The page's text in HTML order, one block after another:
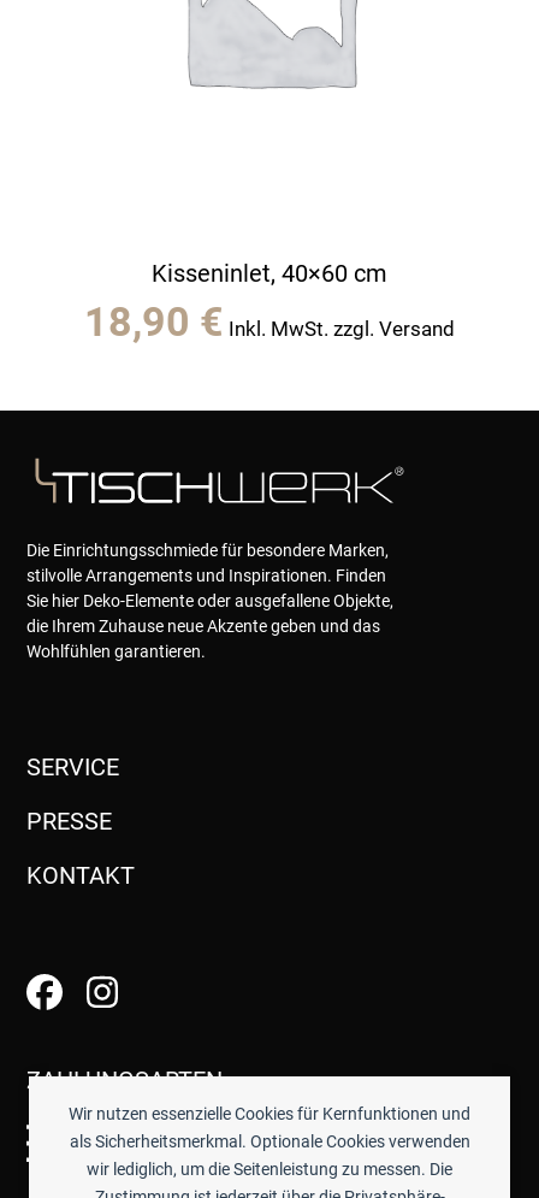
Wir nutzen essenzielle Cookies für Kernfunktionen und
als Sicherheitsmerkmal. Optionale Cookies verwenden
wir lediglich, um die Seitenleistung zu messen. Die
Kisseninlet, 40×60 cm
18,90 € Inkl. MwSt. zzgl. Versand
Die Einrichtungsschmiede für besondere Marken,
stilvolle Arrangements und Inspirationen. Finden
Sie hier Deko-Elemente oder ausgefallene Objekte,
die Ihrem Zuhause neue Akzente geben und das
Wohlfühlen garantieren.
SERVICE
PRESSE
KONTAKT
ZAHLUNGSARTEN